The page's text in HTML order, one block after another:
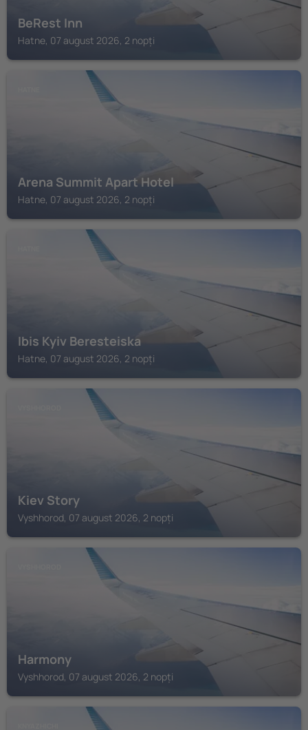
BeRest Inn
Hatne, 07 august 2026, 2 nopți
Arena Summit Apart Hotel
Hatne, 07 august 2026, 2 nopți
Ibis Kyiv Beresteiska
Hatne, 07 august 2026, 2 nopți
Kiev Story
Vyshhorod, 07 august 2026, 2 nopți
Harmony
Vyshhorod, 07 august 2026, 2 nopți